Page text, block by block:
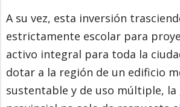
A su vez, esta inversión
estrictamente escolar para
activo integral para toda la
dotar a la región de un edificio
sustentable y de uso múltiple, la